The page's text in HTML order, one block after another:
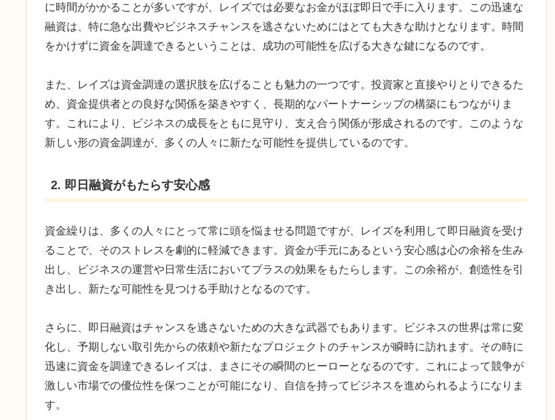
に時間がかかることが多いですが、レイズでは必要なお金がほぼ即日で手に入ります。この迅速な
融資は、特に急な出費やビジネスチャンスを逃さないためにはとても大きな助けとなります。時間
をかけずに資金を調達できるということは、成功の可能性を広げる大きな鍵になるのです。
また、レイズは資金調達の選択肢を広げることも魅力の一つです。投資家と直接やりとりできるた
め、資金提供者との良好な関係を築きやすく、長期的なパートナーシップの構築にもつながりま
す。これにより、ビジネスの成長をともに見守り、支え合う関係が形成されるのです。このような
新しい形の資金調達が、多くの人々に新たな可能性を提供しているのです。
2. 即日融資がもたらす安心感
資金繰りは、多くの人々にとって常に頭を悩ませる問題ですが、レイズを利用して即日融資を受け
ることで、そのストレスを劇的に軽減できます。資金が手元にあるという安心感は心の余裕を生み
出し、ビジネスの運営や日常生活においてプラスの効果をもたらします。この余裕が、創造性を引
き出し、新たな可能性を見つける手助けとなるのです。
さらに、即日融資はチャンスを逃さないための大きな武器でもあります。ビジネスの世界は常に変
化し、予期しない取引先からの依頼や新たなプロジェクトのチャンスが瞬時に訪れます。その時に
迅速に資金を調達できるレイズは、まさにその瞬間のヒーローとなるのです。これによって競争が
激しい市場での優位性を保つことが可能になり、自信を持ってビジネスを進められるようになりま
す。